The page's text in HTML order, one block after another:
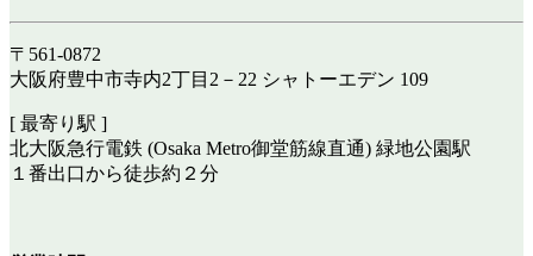
〒561-0872
大阪府豊中市寺内2丁目2－22 シャトーエデン 109
[ 最寄り駅 ]
北大阪急行電鉄 (Osaka Metro御堂筋線直通) 緑地公園駅
１番出口から徒歩約２分